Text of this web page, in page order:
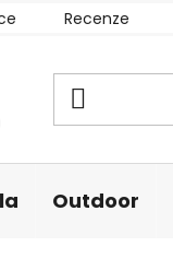
Recenze
Outdoor